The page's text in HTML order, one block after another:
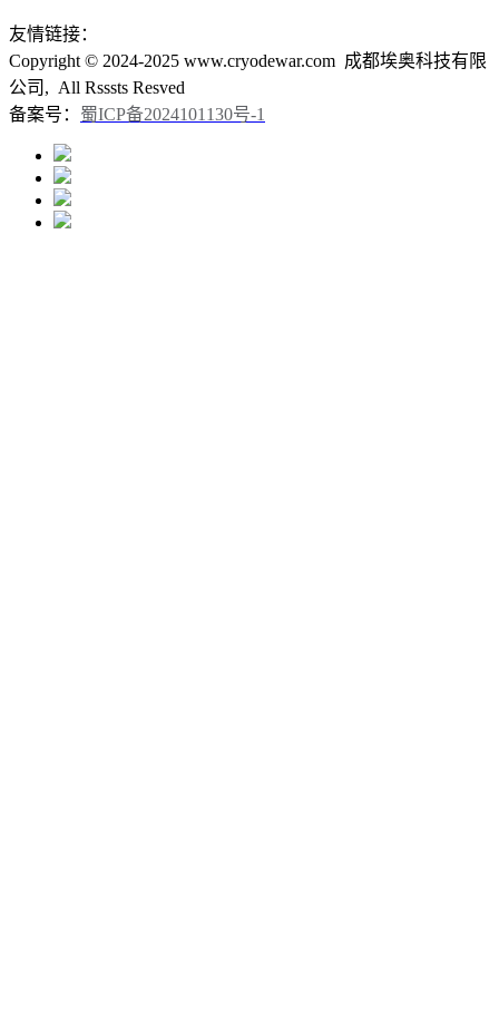
友情链接：
Copyright © 2024-2025 www.cryodewar.com 成都埃奥科技有限
公司, All Rsssts Resved
备案号： 蜀ICP备2024101130号-1